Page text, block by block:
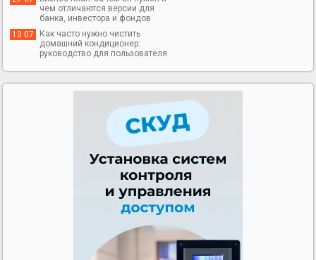
чем отличаются версии для
банка, инвестора и фондов
13 07
Как часто нужно чистить
домашний кондиционер:
руководство для пользователя